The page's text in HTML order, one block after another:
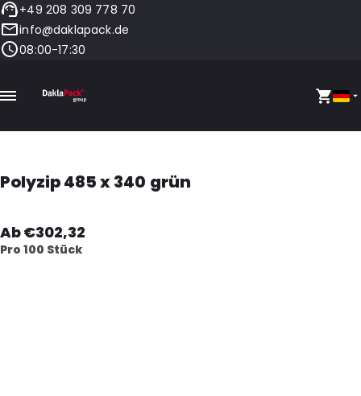
+49 208 309 778 70
info@daklapack.de
08:00-17:30
Polyzip 485 x 340 grün
Ab €302,32
Pro 100 Stück